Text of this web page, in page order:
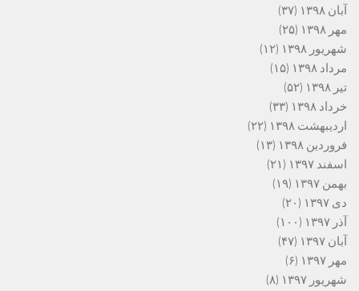
آبان ۱۳۹۸
(۳۷)
مهر ۱۳۹۸
(۲۵)
شهریور ۱۳۹۸
(۱۲)
مرداد ۱۳۹۸
(۱۵)
تیر ۱۳۹۸
(۵۲)
خرداد ۱۳۹۸
(۳۳)
اردیبهشت ۱۳۹۸
(۲۲)
فروردین ۱۳۹۸
(۱۳)
اسفند ۱۳۹۷
(۲۱)
بهمن ۱۳۹۷
(۱۹)
دی ۱۳۹۷
(۲۰)
آذر ۱۳۹۷
(۱۰۰)
آبان ۱۳۹۷
(۴۷)
مهر ۱۳۹۷
(۶)
شهریور ۱۳۹۷
(۸)